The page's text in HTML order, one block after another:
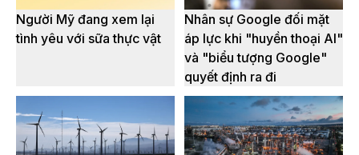
Người Mỹ đang xem lại
tình yêu với sữa thực vật
Nhân sự Google đối mặt
áp lực khi "huyền thoại AI"
và "biểu tượng Google"
quyết định ra đi